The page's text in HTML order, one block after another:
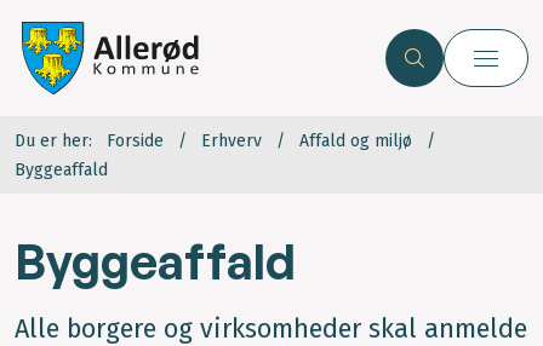
Du er her: Forside Erhverv
Affald og miljø
Byggeaffald
Byggeaffald
Alle borgere og virksomheder skal anmelde